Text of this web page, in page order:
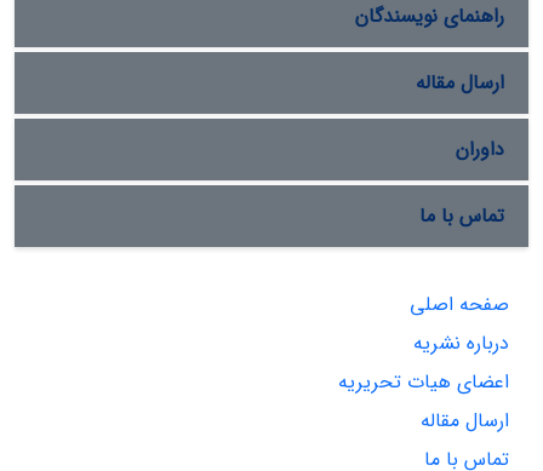
راهنمای نویسندگان
ارسال مقاله
داوران
تماس با ما
صفحه اصلی
درباره نشریه
اعضای هیات تحریریه
ارسال مقاله
تماس با ما